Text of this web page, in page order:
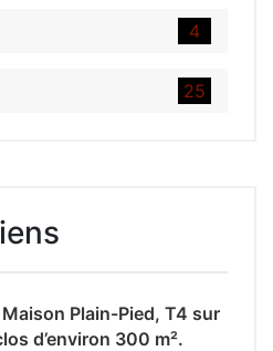
4
25
Plain-Pied, T4 sur
d’environ 300 m².